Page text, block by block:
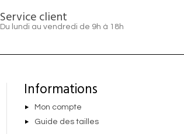
Service client
Du lundi au vendredi de 9h à 18h
Informations
Mon compte
Guide des tailles